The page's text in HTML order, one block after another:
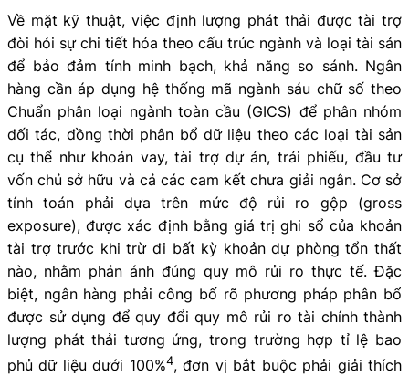
Về mặt kỹ thuật, việc định lượng phát thải được tài trợ
đòi hỏi sự chi tiết hóa theo cấu trúc ngành và loại tài sản
để bảo đảm tính minh bạch, khả năng so sánh. Ngân
hàng cần áp dụng hệ thống mã ngành sáu chữ số theo
Chuẩn phân loại ngành toàn cầu (GICS) để phân nhóm
đối tác, đồng thời phân bổ dữ liệu theo các loại tài sản
cụ thể như khoản vay, tài trợ dự án, trái phiếu, đầu tư
vốn chủ sở hữu và cả các cam kết chưa giải ngân. Cơ sở
tính toán phải dựa trên mức độ rủi ro gộp (gross
exposure), được xác định bằng giá trị ghi sổ của khoản
tài trợ trước khi trừ đi bất kỳ khoản dự phòng tổn thất
nào, nhằm phản ánh đúng quy mô rủi ro thực tế. Đặc
biệt, ngân hàng phải công bố rõ phương pháp phân bổ
được sử dụng để quy đổi quy mô rủi ro tài chính thành
lượng phát thải tương ứng, trong trường hợp tỉ lệ bao
phủ dữ liệu dưới 100%4, đơn vị bắt buộc phải giải thích